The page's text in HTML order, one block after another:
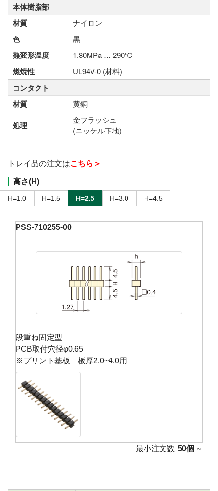
本体樹脂部
材質
ナイロン
色 黒
熱変形温度 1.80MPa … 290℃
燃焼性 UL94V-0 (材料)
コンタクト
材質
黄銅
処理
金フラッシュ
(ニッケル下地)
トレイ品の注文はこちら＞
高さ(H)
H=1.0 H=1.5 H=2.5 H=3.0 H=4.5
PSS-710255-00
段重ね固定型
PCB取付穴径φ0.65
※プリント基板 板厚2.0~4.0用
最小注文数 50個 ～